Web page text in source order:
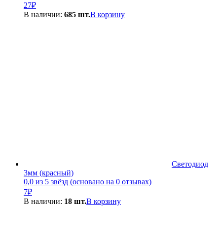
27₽
В наличии: 685 шт.В корзину
Светодиод
3мм (красный)
0,0 из 5 звёзд (основано на 0 отзывах)
7₽
В наличии: 18 шт.В корзину